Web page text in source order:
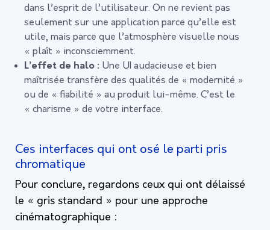
dans l’esprit de l’utilisateur. On ne revient pas
seulement sur une application parce qu’elle est
utile, mais parce que l’atmosphère visuelle nous
« plaît » inconsciemment.
L’effet de halo : Une UI audacieuse et bien
maîtrisée transfère des qualités de « modernité »
ou de « fiabilité » au produit lui-même. C’est le
« charisme » de votre interface.
Ces interfaces qui ont osé le parti pris
chromatique
Pour conclure, regardons ceux qui ont délaissé
le « gris standard » pour une approche
cinématographique :